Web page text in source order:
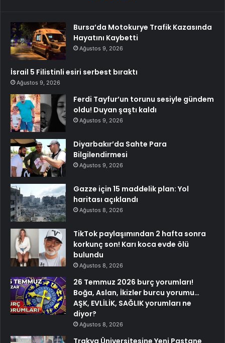
Bursa’da Motokurye Trafik Kazasında
Hayatını Kaybetti
Ağustos 9, 2026
İsrail 5 Filistinli esiri serbest bıraktı
Ağustos 9, 2026
Ferdi Tayfur’un torunu sesiyle gündem
oldu! Duyan şaştı kaldı
Ağustos 9, 2026
Diyarbakır’da Sahte Para
Bilgilendirmesi
Ağustos 9, 2026
Gazze için 15 maddelik plan: Yol
haritası açıklandı
Ağustos 8, 2026
TikTok paylaşımından 2 hafta sonra
korkunç son! Karı koca evde ölü
bulundu
Ağustos 8, 2026
26 Temmuz 2026 burç yorumları!
Boğa, Aslan, İkizler burcu yorumu…
AŞK, EVLİLİK, SAĞLIK yorumları ne
diyor?
Ağustos 8, 2026
Trakya Üniversitesine Yeni Pastane